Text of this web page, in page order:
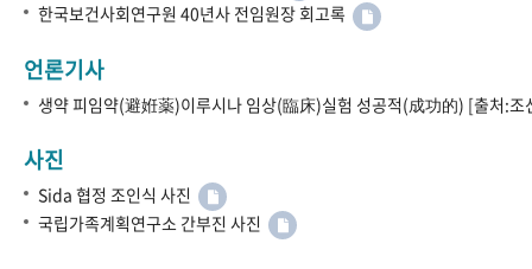
한국보건사회연구원 40년사 전임원장 회고록
언론기사
생약 피임약(避姙薬)이루시나 임상(臨床)실험 성공적(成功的) [출처:
사진
Sida 협정 조인식 사진
국립가족계획연구소 간부진 사진